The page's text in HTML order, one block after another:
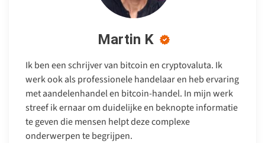
Martin K
Ik ben een schrijver van bitcoin en cryptovaluta. Ik
werk ook als professionele handelaar en heb ervaring
met aandelenhandel en bitcoin-handel. In mijn werk
streef ik ernaar om duidelijke en beknopte informatie
te geven die mensen helpt deze complexe
onderwerpen te begrijpen.